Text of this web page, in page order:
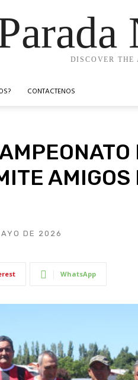
DISCOVER THE
CONTACTENOS
AMIGOS
DE 2026
WhatsApp